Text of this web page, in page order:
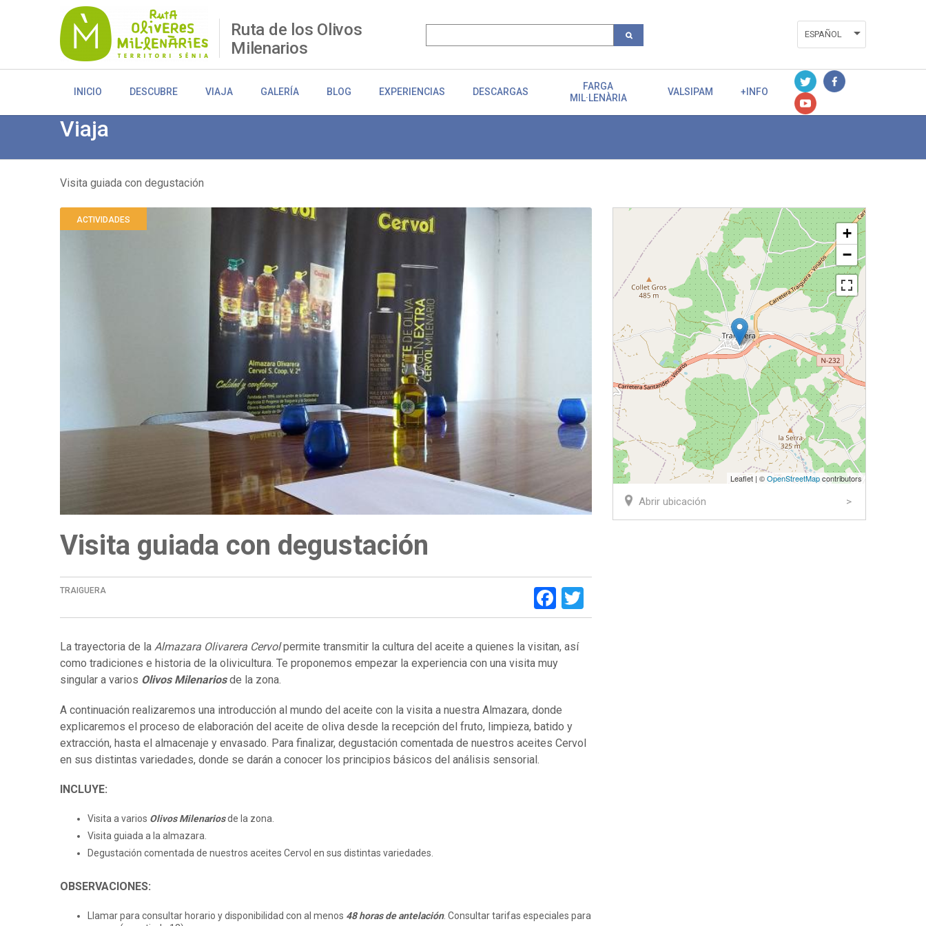
Ruta de los Olivos
Milenarios
ESPAÑOL
VALENCIÀ
INICIO DESCUBRE VIAJA GALERÍA BLOG EXPERIENCIAS DESCARGAS
FARGA
MIL·LENÀRIA
VALSIPAM +INFO
Viaja
Sobrescribir
enlaces
Visita guiada con degustación
ACTIVIDADES
Visita guiada con degustación
TRAIGUERA Facebook
La trayectoria de la Almazara Olivarera Cervolpermite transmitir la cultura del aceite a quienes la visitan, así
como tradiciones e historia de la olivicultura. Te proponemos empezar la experiencia con una visita muy
singular a varios Olivos Milenariosde la zona.
A continuación realizaremos una introducción al mundo del aceite con la visita a nuestra Almazara, donde
explicaremos el proceso de elaboración del aceite de oliva desde la recepción del fruto, limpieza, batido y
extracción, hasta el almacenaje y envasado. Para finalizar, degustación comentada de nuestros aceites Cervol
en sus distintas variedades, donde se darán a conocer los principios básicos del análisis sensorial.
INCLUYE:
Visita a varios Olivos Milenariosde la zona.
Visita guiada a la almazara.
Degustación comentada de nuestros aceites Cervol en sus distintas variedades.
OBSERVACIONES:
Llamar para consultar horario y disponibilidad con al menos 48 horas de antelación. Consultar tarifas especiales para
+
−
Leaflet | ©OpenStreetMapcontributors
Abrir ubicación